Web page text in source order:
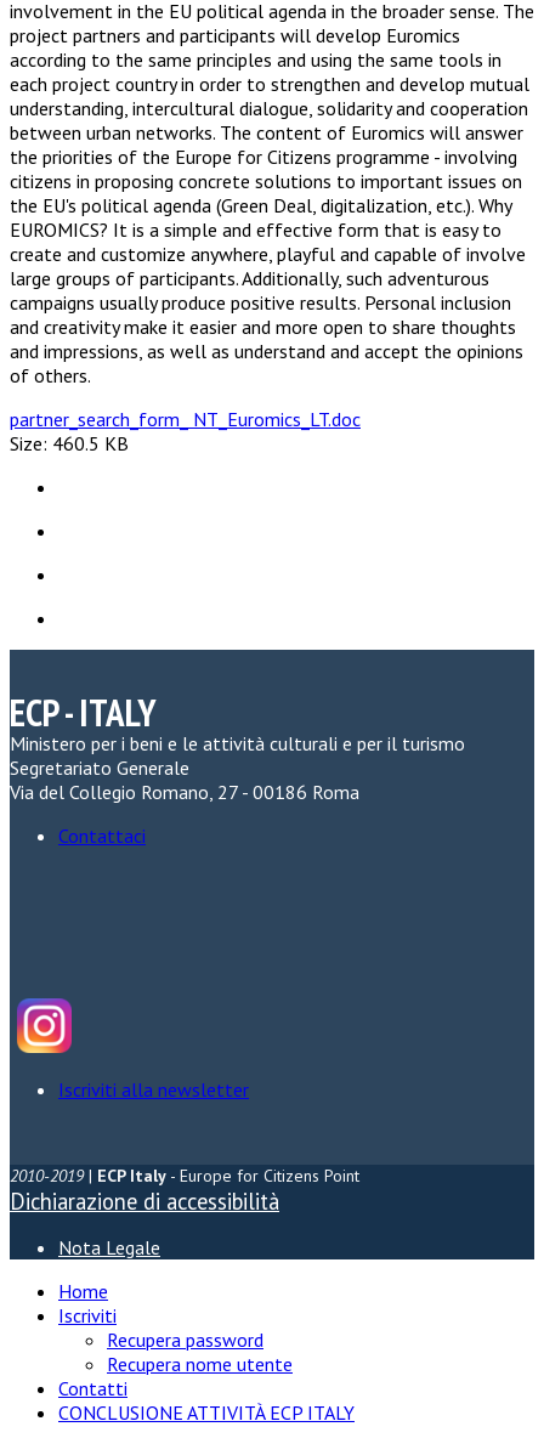
involvement in the EU political agenda in the broader sense. The
project partners and participants will develop Euromics
according to the same principles and using the same tools in
each project country in order to strengthen and develop mutual
understanding, intercultural dialogue, solidarity and cooperation
between urban networks. The content of Euromics will answer
the priorities of the Europe for Citizens programme - involving
citizens in proposing concrete solutions to important issues on
the EU's political agenda (Green Deal, digitalization, etc.). Why
EUROMICS? It is a simple and effective form that is easy to
create and customize anywhere, playful and capable of involve
large groups of participants. Additionally, such adventurous
campaigns usually produce positive results. Personal inclusion
and creativity make it easier and more open to share thoughts
and impressions, as well as understand and accept the opinions
of others.
partner_search_form_ NT_Euromics_LT.doc
Size: 460.5 KB
ECP - ITALY
Ministero per i beni e le attività culturali e per il turismo
Segretariato Generale
Via del Collegio Romano, 27 - 00186 Roma
Contattaci
Iscriviti alla newsletter
2010-2019| ECP Italy - Europe for Citizens Point
Dichiarazione di accessibilità
Nota Legale
Home
Iscriviti
Recupera password
Recupera nome utente
Contatti
CONCLUSIONE ATTIVITÀ ECP ITALY